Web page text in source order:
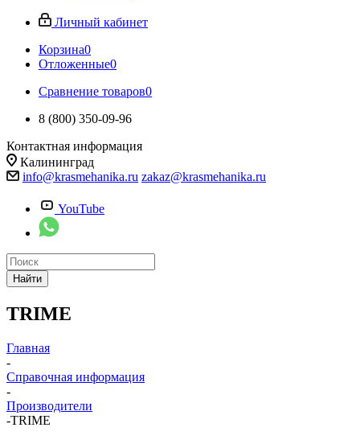
Личный кабинет
Корзина0
Отложенные0
Сравнение товаров0
8 (800) 350-09-96
Контактная информация
Калининград
info@krasmehanika.ru zakaz@krasmehanika.ru
YouTube
Найти
TRIME
Главная
-
Справочная информация
-
Производители
-TRIME